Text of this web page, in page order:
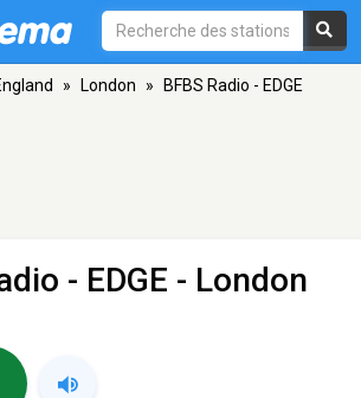
» London » BFBS Radio - EDGE
- EDGE - London